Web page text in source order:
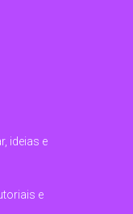
ideias e
e